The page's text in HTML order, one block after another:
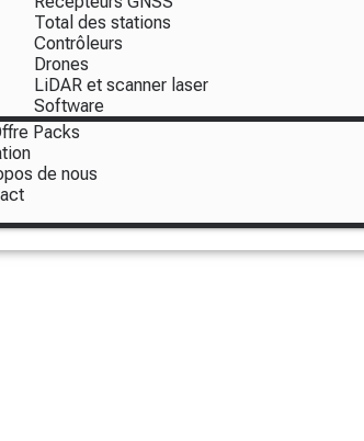
Total des stations
Contrôleurs
Drones
LiDAR et scanner laser
Software
Packs
de nous